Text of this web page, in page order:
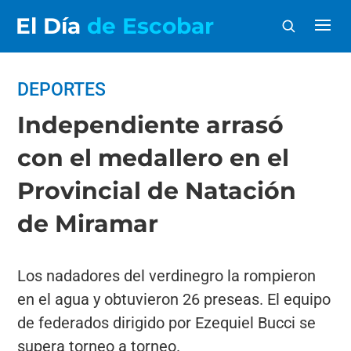
El Día de Escobar
DEPORTES
Independiente arrasó
con el medallero en el
Provincial de Natación
de Miramar
Los nadadores del verdinegro la rompieron
en el agua y obtuvieron 26 preseas. El equipo
de federados dirigido por Ezequiel Bucci se
supera torneo a torneo.